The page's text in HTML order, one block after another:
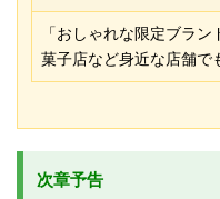
「おしゃれな限定ブラ
菓子店など身近な店舗で
次章予告